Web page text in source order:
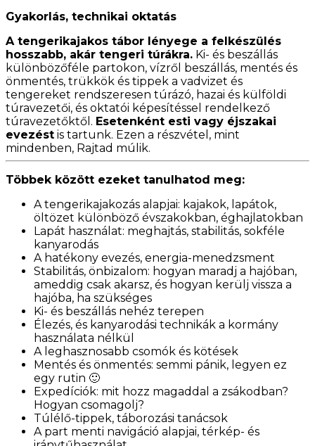
Gyakorlás, technikai oktatás
A tengerikajakos tábor lényege a felkészülés
hosszabb, akár tengeri túrákra. Ki- és beszállás
különbözőféle partokon, vízről beszállás, mentés és
önmentés, trükkök és tippek a vadvizet és
tengereket rendszeresen túrázó, hazai és külföldi
túravezetői, és oktatói képesítéssel rendelkező
túravezetőktől. Esetenként esti vagy éjszakai
evezést is tartunk. Ezen a részvétel, mint
mindenben, Rajtad múlik.
Többek között ezeket tanulhatod meg:
A tengerikajakozás alapjai: kajakok, lapátok,
öltözet különböző évszakokban, éghajlatokban
Lapát használat: meghajtás, stabilitás, sokféle
kanyarodás
A hatékony evezés, energia-menedzsment
Stabilitás, önbizalom: hogyan maradj a hajóban,
ameddig csak akarsz, és hogyan kerülj vissza a
hajóba, ha szükséges
Ki- és beszállás nehéz terepen
Élezés, és kanyarodási technikák a kormány
használata nélkül
A leghasznosabb csomók és kötések
Mentés és önmentés: semmi pánik, legyen ez
egy rutin 🙂
Expedíciók: mit hozz magaddal a zsákodban?
Hogyan csomagolj?
Túlélő-tippek, táborozási tanácsok
A part menti navigáció alapjai, térkép- és